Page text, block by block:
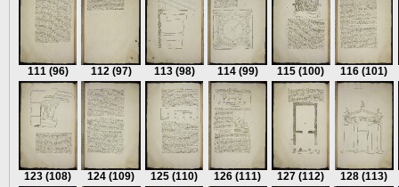
111 (96) 112 (97) 113 (98) 114 (99) 115 (100) 116 (101)
123 (108) 124 (109) 125 (110) 126 (111) 127 (112) 128 (113)